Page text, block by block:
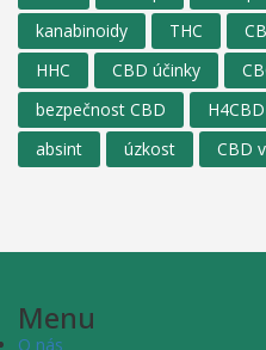
kanabinoidy
THC
HHC
CBD účinky
bezpečnost CBD
H4CBD
absint
úzkost CBD
Menu
O nás